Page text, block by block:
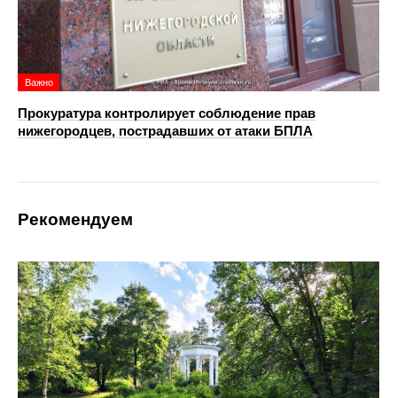
Важно
Прокуратура контролирует соблюдение прав
нижегородцев, пострадавших от атаки БПЛА
Рекомендуем